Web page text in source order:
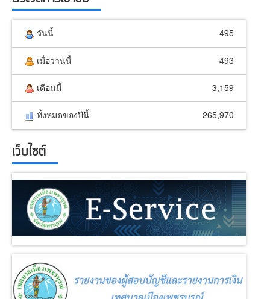
วันนี้ 495
เมื่อวานนี้ 493
เดือนนี้ 3,159
ทั้งหมดของปีนี้ 265,970
เว็บไซต์